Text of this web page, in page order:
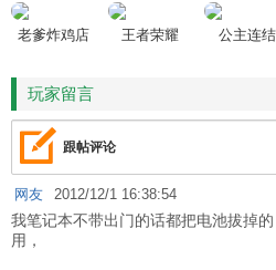
老爹炸鸡店
王者荣耀 公主连结
玩家留言
跟帖评论
网友 2012/12/1 16:38:54
我笔记本不带出门的话都把电池拔掉
用，